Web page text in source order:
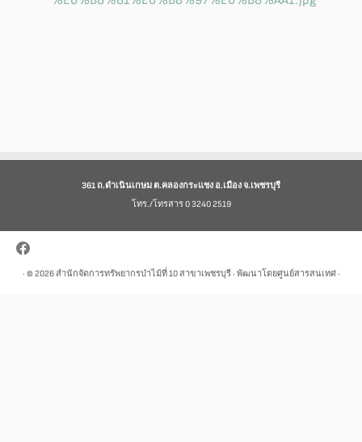
361 ถ.ดำเนินเกษม ต.คลองกระแชง อ.เมือง จ.เพชรบุรี
โทร./โทรสาร 0 3240 2519
· © 2026สำนักจัดการทรัพยากรป่าไม้ที่ 10 สาขาเพชรบุรี· พัฒนาโดยศูนย์สารสนเทศ ·